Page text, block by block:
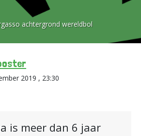
achtergrond wereldbol
2019 , 23:30
is meer dan 6 jaar